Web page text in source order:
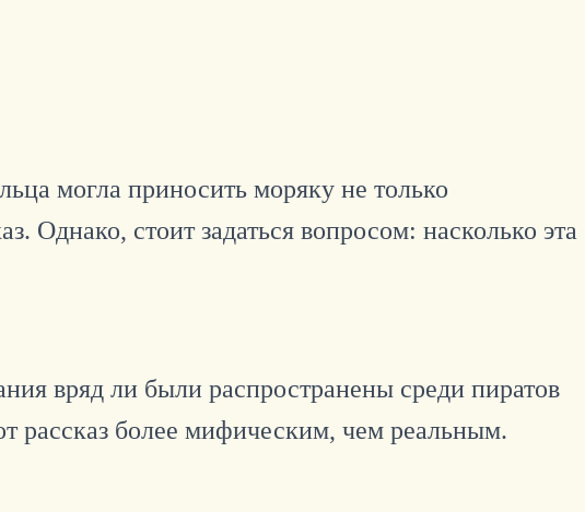
могла приносить моряку не только
Однако, стоит задаться вопросом: насколько эта
вряд ли были распространены среди пиратов
рассказ более мифическим, чем реальным.